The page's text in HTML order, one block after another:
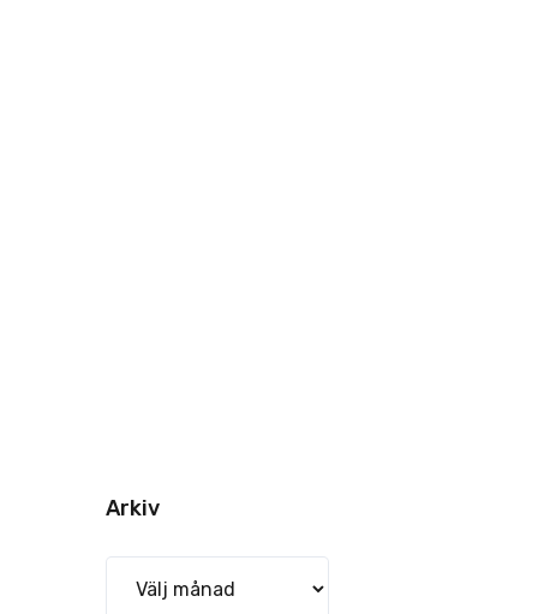
Arkiv